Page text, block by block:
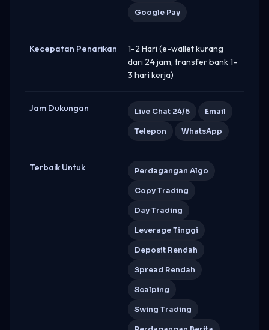
Google Pay
Kecepatan Penarikan
1-2 Hari (e-wallet kurang
dari 24 jam, transfer bank 1-
3 hari kerja)
Jam Dukungan Live Chat 24/5 Email
Telepon WhatsApp
Terbaik Untuk Perdagangan Algo
Copy Trading
Day Trading
Leverage Tinggi
Deposit Rendah
Spread Rendah
Scalping
Swing Trading